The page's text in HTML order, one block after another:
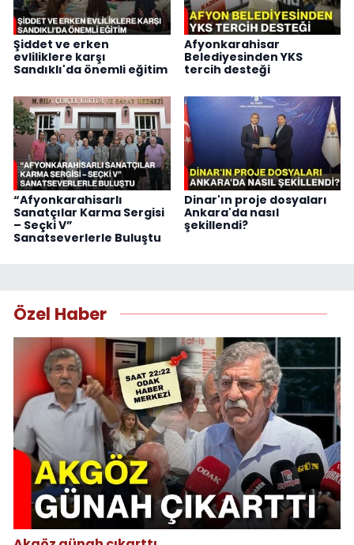
Şiddet ve erken
evliliklere karşı
Sandıklı'da önemli eğitim
Afyonkarahisar
Belediyesinden YKS
tercih desteği
“Afyonkarahisarlı
Sanatçılar Karma Sergisi
– Seçki V”
Sanatseverlerle Buluştu
Dinar'ın proje dosyaları
Ankara'da nasıl
şekillendi?
Özel Haber